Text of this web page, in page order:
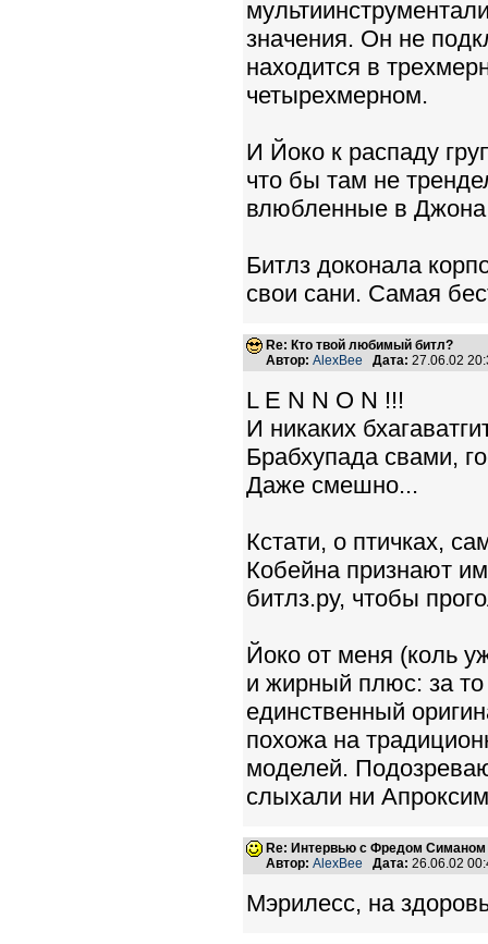
значения. Он не
находится в
четырехмерном.
И Йоко к распаду
что бы там не
влюбленные в Джона
Битлз доконала
свои сани. Самая
Re: Кто твой любимый битл?
Автор: AlexBee Дата: 27.06.02
L E N N O N !!!
И никаких
Брабхупада свами,
Даже смешно...
Кстати, о птичках,
Кобейна признают
битлз.ру, чтобы
Йоко от меня (коль
и жирный плюс: за то
единственный
похожа на
моделей.
слыхали ни
Re: Интервью с Фредом Симаном
Автор: AlexBee Дата: 26.06.02
Мэрилесс, на